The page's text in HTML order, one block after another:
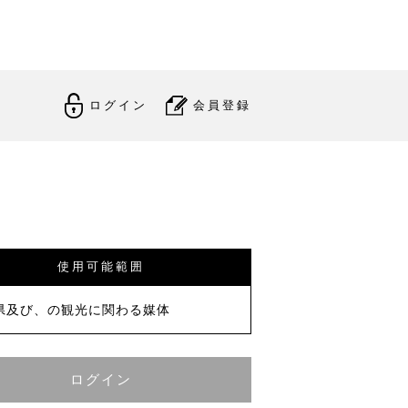
ログイン 会員登録
使用可能範囲
及び、の観光に関わる媒体
ログイン